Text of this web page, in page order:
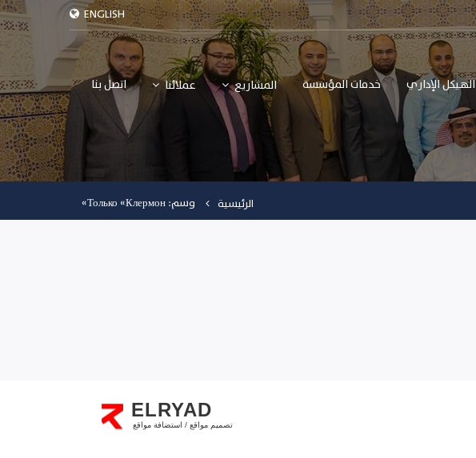
ENGLISH
الهيكل الإداري خدمات المؤسسة المشاريع عملائنا اتصل بنا
الرئيسية وسم: Только «Клермон»
ELRYAD
تصميم مواقع / استضافة مواقع